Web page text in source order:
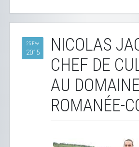
25 Fév
2015
NICOLAS
CHEF DE
AU
ROMANÉE-